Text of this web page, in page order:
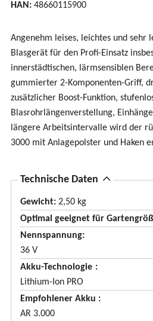
HAN: 48660115900
Angenehm leises, leichtes und sehr
Blasgerät für den Profi-Einsatz
innerstädtischen, lärmsensiblen
gummierter 2-Komponenten-Griff,
zusätzlicher Boost-Funktion,
Blasrohrlängenverstellung,
längere Arbeitsintervalle wird der
3000 mit Anlagepolster und Haken
A
u
s
b
l
e
n
d
e
Technische Daten
Gewicht: 2,50 kg
Optimal geeignet für
Nennspannung
36 V
Akku-Technologie
Lithium-Ion PRO
Empfohlener Akku
AR 3.000